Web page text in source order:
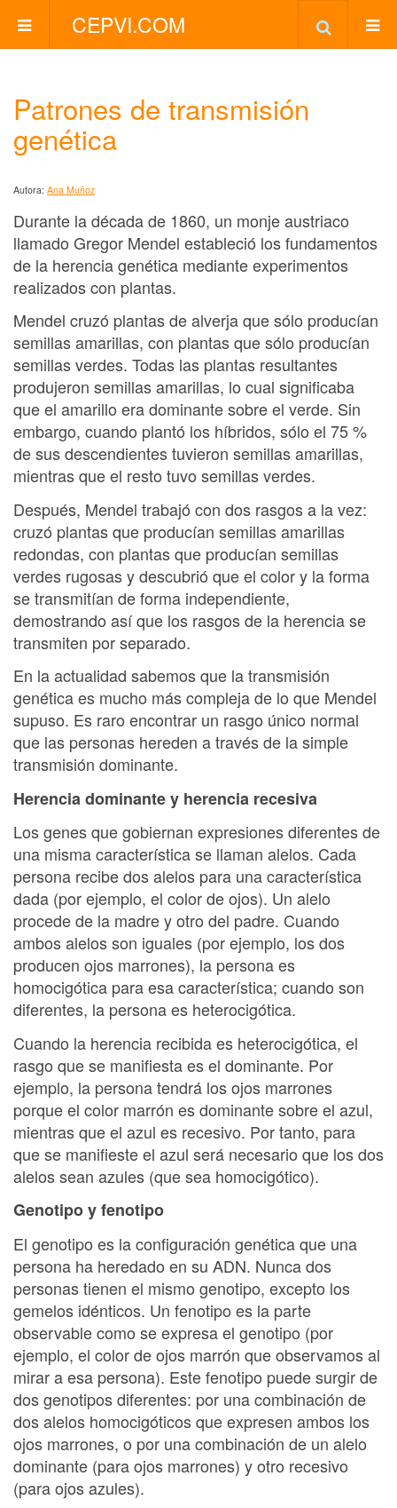
CEPVI.COM
Patrones de transmisión
genética
Autora: Ana Muñoz
Durante la década de 1860, un monje austriaco
llamado Gregor Mendel estableció los fundamentos
de la herencia genética mediante experimentos
realizados con plantas.
Mendel cruzó plantas de alverja que sólo producían
semillas amarillas, con plantas que sólo producían
semillas verdes. Todas las plantas resultantes
produjeron semillas amarillas, lo cual significaba
que el amarillo era dominante sobre el verde. Sin
embargo, cuando plantó los híbridos, sólo el 75 %
de sus descendientes tuvieron semillas amarillas,
mientras que el resto tuvo semillas verdes.
Después, Mendel trabajó con dos rasgos a la vez:
cruzó plantas que producían semillas amarillas
redondas, con plantas que producían semillas
verdes rugosas y descubrió que el color y la forma
se transmitían de forma independiente,
demostrando así que los rasgos de la herencia se
transmiten por separado.
En la actualidad sabemos que la transmisión
genética es mucho más compleja de lo que Mendel
supuso. Es raro encontrar un rasgo único normal
que las personas hereden a través de la simple
transmisión dominante.
Herencia dominante y herencia recesiva
Los genes que gobiernan expresiones diferentes de
una misma característica se llaman alelos. Cada
persona recibe dos alelos para una característica
dada (por ejemplo, el color de ojos). Un alelo
procede de la madre y otro del padre. Cuando
ambos alelos son iguales (por ejemplo, los dos
producen ojos marrones), la persona es
homocigótica para esa característica; cuando son
diferentes, la persona es heterocigótica.
Cuando la herencia recibida es heterocigótica, el
rasgo que se manifiesta es el dominante. Por
ejemplo, la persona tendrá los ojos marrones
porque el color marrón es dominante sobre el azul,
mientras que el azul es recesivo. Por tanto, para
que se manifieste el azul será necesario que los dos
alelos sean azules (que sea homocigótico).
Genotipo y fenotipo
El genotipo es la configuración genética que una
persona ha heredado en su ADN. Nunca dos
personas tienen el mismo genotipo, excepto los
gemelos idénticos. Un fenotipo es la parte
observable como se expresa el genotipo (por
ejemplo, el color de ojos marrón que observamos al
mirar a esa persona). Este fenotipo puede surgir de
dos genotipos diferentes: por una combinación de
dos alelos homocigóticos que expresen ambos los
ojos marrones, o por una combinación de un alelo
dominante (para ojos marrones) y otro recesivo
(para ojos azules).